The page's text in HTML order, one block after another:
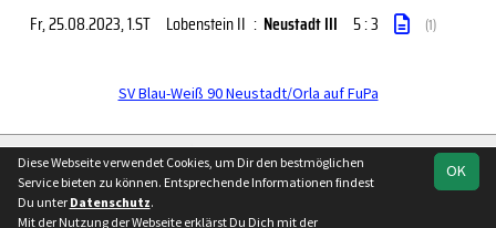
Fr, 25.08.2023, 1.ST Lobenstein II : Neustadt III 5 : 3 (1)
SV Blau-Weiß 90 Neustadt/Orla auf FuPa
soccero.de
Besucherstatistik
OK
Diese Webseite verwendet Cookies, um Dir den bestmöglichen
Service bieten zu können. Entsprechende Informationen findest
Du unter Datenschutz.
Mit der Nutzung der Webseite erklärst Du Dich mit der